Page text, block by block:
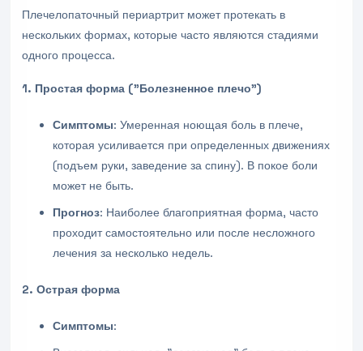
Плечелопаточный периартрит может протекать в
нескольких формах, которые часто являются стадиями
одного процесса.
1. Простая форма ("Болезненное плечо")
Симптомы: Умеренная ноющая боль в плече,
которая усиливается при определенных движениях
(подъем руки, заведение за спину). В покое боли
может не быть.
Прогноз: Наиболее благоприятная форма, часто
проходит самостоятельно или после несложного
лечения за несколько недель.
2. Острая форма
Симптомы: